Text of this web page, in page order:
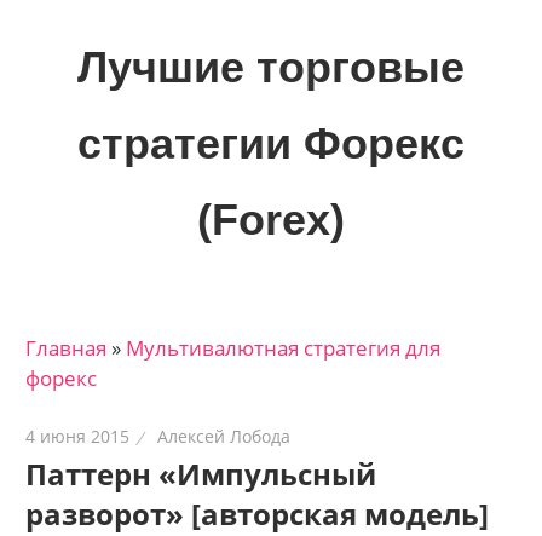
Лучшие торговые
стратегии Форекс
(Forex)
трейдеров
на
рынках:
стратегии,
сигналы,
Главная » Мультивалютная стратегия для
форекс
4 июня 2015 Алексей Лобода
Паттерн «Импульсный
разворот» [авторская модель]